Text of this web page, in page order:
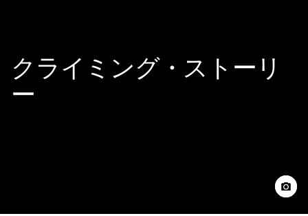
クライミング・ストーリ
ー